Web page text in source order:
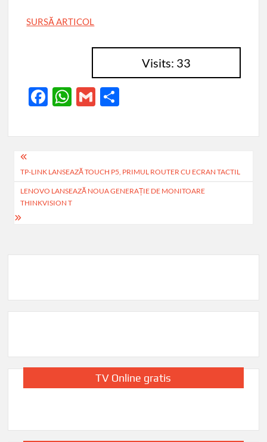
SURSĂ ARTICOL
Visits: 33
F
e
o
o
k
W
at
A
p
G
ail ta
az
ă
Navigare
articole
TP-LINK LANSEAZĂ TOUCH P5, PRIMUL ROUTER CU ECRAN TACTIL
LENOVO LANSEAZĂ NOUA GENERAȚIE DE MONITOARE
THINKVISION T
TV Online gratis